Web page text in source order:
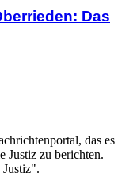
Das
das es
Justiz zu berichten.
Justiz".